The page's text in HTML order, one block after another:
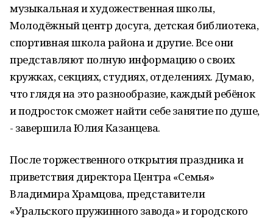
музыкальная и художественная школы,
Молодёжный центр досуга, детская библиотека,
спортивная школа района и другие. Все они
представляют полную информацию о своих
кружках, секциях, студиях, отделениях. Думаю,
что глядя на это разнообразие, каждый ребёнок
и подросток сможет найти себе занятие по душе,
- завершила Юлия Казанцева.
После торжественного открытия праздника и
приветствия директора Центра «Семья»
Владимира Храмцова, представители
«Уральского пружинного завода» и городского